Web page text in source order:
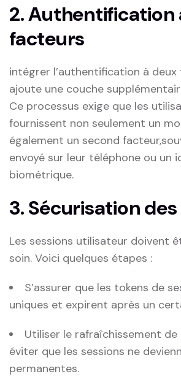
2. Authentification
‍facteurs
intégrer l’authentification⁢ à deux
ajoute une couche
Ce processus exige que les
fournissent ​non seulement‍ un
également un second
envoyé sur leur⁤ téléphone ou un
biométrique.
3. Sécurisation
Les sessions utilisateur doivent
soin. Voici ‌quelques étapes :
S’assurer​ que les ‍tokens de‌
‍uniques ‍et expirent après un
Utiliser le rafraîchissement
éviter que ⁤les sessions ne
permanentes.